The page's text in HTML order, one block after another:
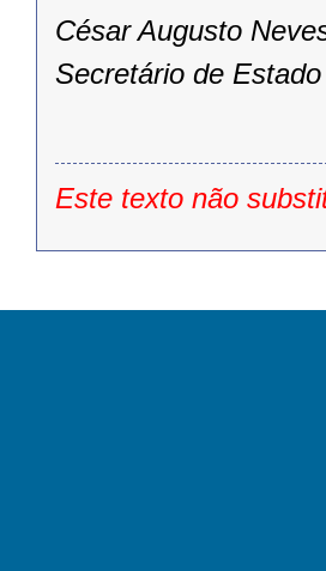
César Augusto
Secretário de
Este texto não